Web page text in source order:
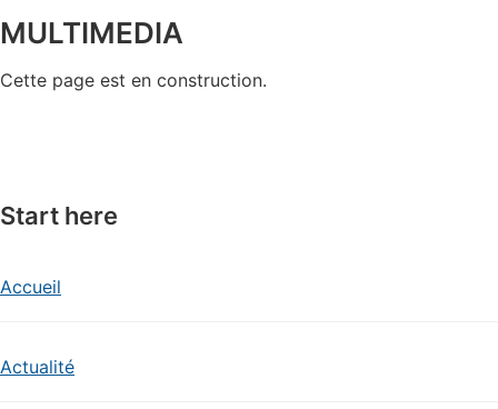
Start here
Accueil
Actualité
MULTIMEDIA
Cette page est en construction.